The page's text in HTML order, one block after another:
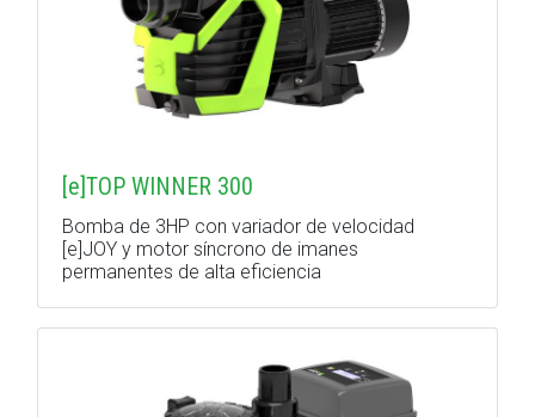
[e]TOP WINNER 300
Bomba de 3HP con variador de velocidad
[e]JOY y motor síncrono de imanes
permanentes de alta eficiencia